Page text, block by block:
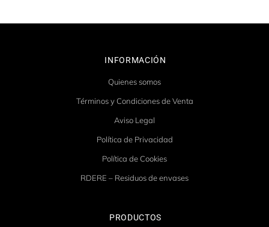
INFORMACIÓN
Quienes somos
Términos y Condiciones de Venta
Aviso Legal
Política de Privacidad
Política de Cookies
RDERE – Residuos de envases
PRODUCTOS